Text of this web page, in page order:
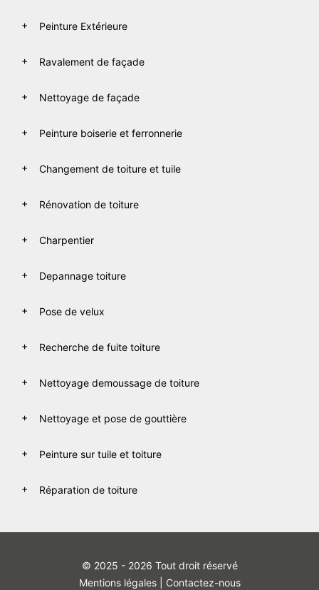
Peinture Extérieure
Ravalement de façade
Nettoyage de façade
Peinture boiserie et ferronnerie
Changement de toiture et tuile
Rénovation de toiture
Charpentier
Depannage toiture
Pose de velux
Recherche de fuite toiture
Nettoyage demoussage de toiture
Nettoyage et pose de gouttière
Peinture sur tuile et toiture
Réparation de toiture
© 2025 - 2026 Tout droit réservé
Mentions légales| Contactez-nous